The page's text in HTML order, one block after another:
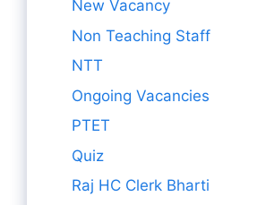
New Vacancy
Non Teaching Staff
NTT
Ongoing Vacancies
PTET
Quiz
Raj HC Clerk Bharti